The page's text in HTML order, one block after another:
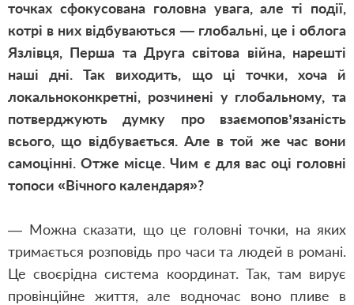
точках сфокусована головна увага, але ті події,
котрі в них відбуваються — глобальні, це і облога
Язлівця, Перша та Друга світова війна, нарешті
наші дні. Так виходить, що ці точки, хоча й
локальноконкретні, розчинені у глобальному, та
потверджують думку про взаємопов’язаність
всього, що відбувається. Але в той же час вони
самоцінні. Отже місце. Чим є для вас оці головні
топоси «Вічного календаря»?
— Можна сказати, що це головні точки, на яких
тримається розповідь про часи та людей в романі.
Це своєрідна система координат. Так, там вирує
провінційне життя, але водночас воно пливе в